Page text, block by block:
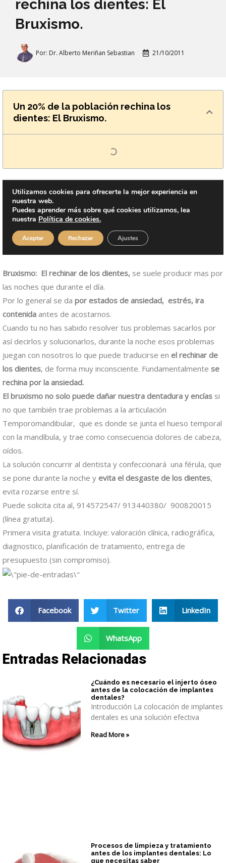
rechina los dientes: El
Bruxismo.
Por: Dr. Alberto Meriñan Sebastian 21/10/2011
Un 20% de la población rechina los
dientes: El Bruxismo.
Bruxismo: El rechinar de los dientes, se suele producir mas por
las noches que durante el día.
Por lo general se da por estados de ansiedad, estrés, ira
contenida antes de acostarnos.
Cuando tu no has sabido resolver tus problemas sacarlos por
así decirlos y solucionarlos, durante la noche esos problemas
juegan con nosotros lo que puede traducirse en el rechinar de
los dientes, de forma muy inconsciente. Fundamentalmente se
rechina por la ansiedad.
El bruxismo no solo puede dañar nuestra dentadura y encías si
no que también trae problemas a la articulación
Temporomandibular, que es donde se junta el hueso temporal
con la mandíbula, y trae como consecuencia dolores de cabeza,
oídos.
La solución concurrir al dentista y confeccionará una férula, que
se pone durante la noche y evita el desgaste de los dientes,
evita rozarse entre sí.
Puede solicita cita al, 914572547/ 913440380/ 900820015
(línea gratuita).
Primera visita gratuita. Incluye: valoración clínica, radiográfica,
diagnostico, planificación de tratamiento, entrega de
presupuesto (sin compromiso).
Facebook Twitter LinkedIn
WhatsApp
Entradas Relacionadas
¿Cuándo es necesario el injerto óseo
antes de la colocación de implantes
dentales?
Introducción La colocación de implantes
dentales es una solución efectiva
Read More »
Procesos de limpieza y tratamiento
antes de los implantes dentales: Lo
que necesitas saber